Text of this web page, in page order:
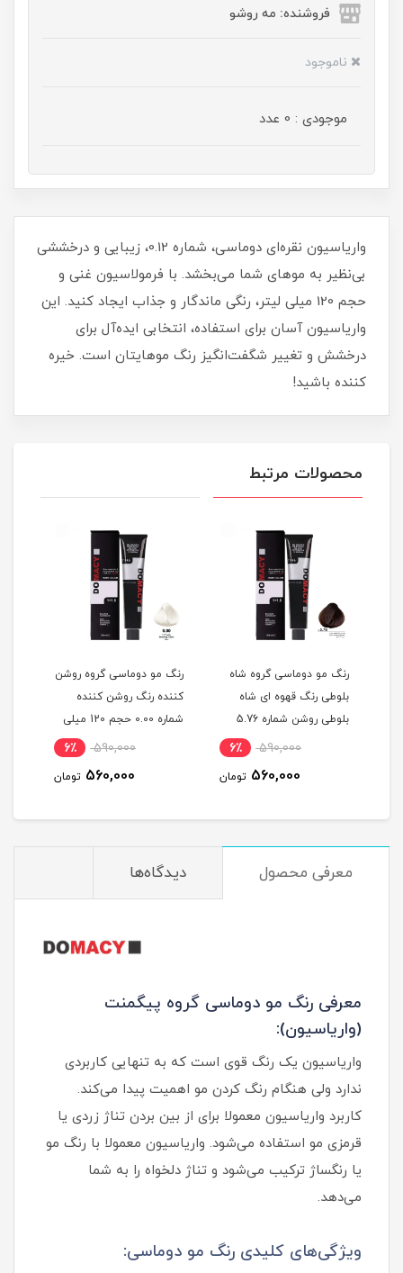
فروشنده: مه رو‌شو
ناموجود
موجودی : 0 عدد
واریاسیون نقره‌ای دوماسی، شماره 0.12، زیبایی و درخششی
بی‌نظیر به موهای شما می‌بخشد. با فرمولاسیون غنی و
حجم 120 میلی‌ لیتر، رنگی ماندگار و جذاب ایجاد کنید. این
واریاسیون آسان برای استفاده، انتخابی ایده‌آل برای
درخشش و تغییر شگفت‌انگیز رنگ موهایتان است. خیره‌
کننده باشید!
محصولات مرتبط
رنگ مو دوماسی گروه شاه
بلوطی رنگ قهوه ای شاه
بلوطی روشن شماره 5.76
590,000 6٪
560,000 تومان
رنگ مو دوماسی گروه روشن
کننده رنگ روشن کننده
شماره 0.00 حجم 120 میلی
590,000 6٪
560,000 تومان
معرفی محصول دیدگاه‌ها
معرفی رنگ مو دوماسی گروه پیگمنت
(واریاسیون):
واریاسیون یک رنگ قوی است که به تنهایی کاربردی
ندارد ولی هنگام رنگ کردن مو اهمیت پیدا می‌کند.
کاربرد واریاسیون معمولا برای از بین بردن تناژ زردی یا
قرمزی مو استفاده می‌شود. واریاسیون معمولا با رنگ مو
یا رنگساژ ترکیب می‌شود و تناژ دلخواه را به شما
می‌دهد.
ویژگی‌های کلیدی رنگ مو دوماسی: